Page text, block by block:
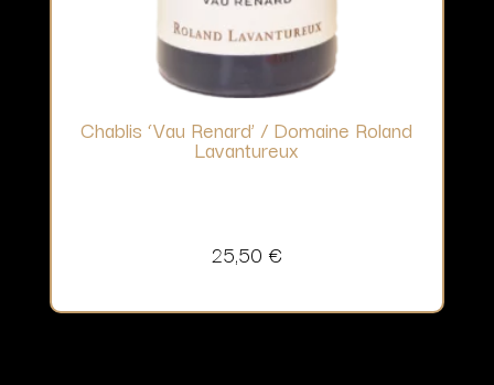
Chablis ‘Vau Renard’ / Domaine Roland
Lavantureux
25,50 €